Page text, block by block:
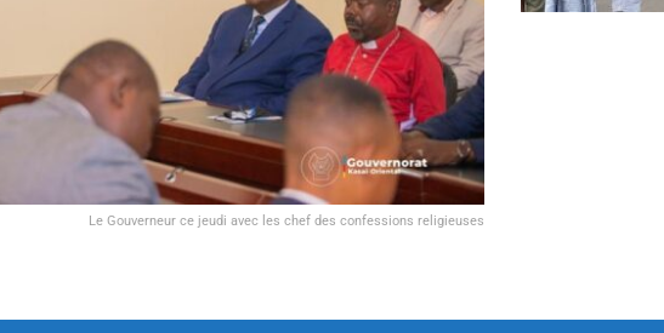
Le Gouverneur ce jeudi avec les chef des confessions religieuses